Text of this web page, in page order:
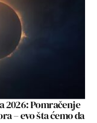
2026: Pomračenje
– evo šta ćemo da